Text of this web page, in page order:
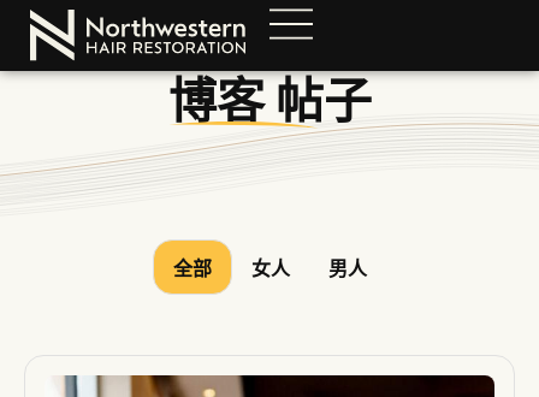
博客帖子
全部 女人 男人